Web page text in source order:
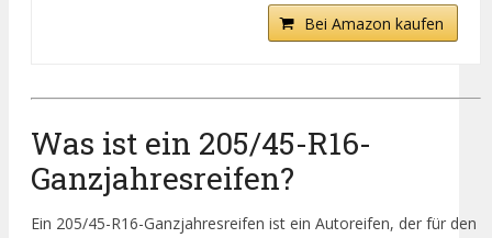
Bei Amazon kaufen
Was ist ein 205/45-R16-
Ganzjahresreifen?
Ein 205/45-R16-Ganzjahresreifen ist ein Autoreifen, der für den